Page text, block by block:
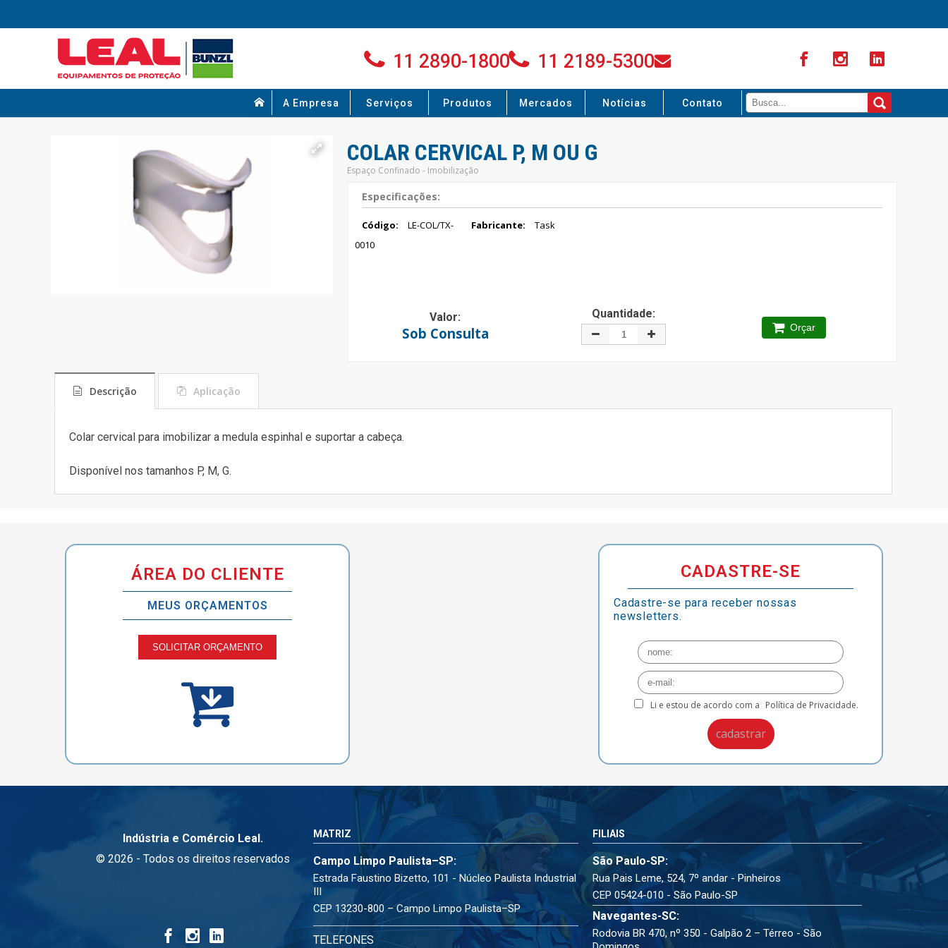
11 2890-1800 11 2189-5300
A Empresa Serviços Produtos Mercados Notícias Contato
COLAR CERVICAL P, M OU G
Espaço Confinado - Imobilização
Especificações:
Código:
LE-COL/TX-
0010
Fabricante: Task
Valor:
Sob Consulta
Quantidade:
Orçar
Descrição Aplicação
Colar cervical para imobilizar a medula espinhal e suportar a cabeça.
Disponível nos tamanhos P, M, G.
ÁREA DO CLIENTE
MEUS ORÇAMENTOS
SOLICITAR ORÇAMENTO
CADASTRE-SE
Cadastre-se para receber nossas
newsletters.
Li e estou de acordo com a Política de Privacidade.
Indústria e Comércio Leal.
© 2026 - Todos os direitos reservados
MATRIZ
Campo Limpo Paulista–SP:
Estrada Faustino Bizetto, 101 - Núcleo Paulista Industrial
III
CEP 13230-800 – Campo Limpo Paulista–SP
TELEFONES
FILIAIS
São Paulo-SP:
Rua Pais Leme, 524, 7º andar - Pinheiros
CEP 05424-010 - São Paulo-SP
Navegantes-SC:
Rodovia BR 470, nº 350 - Galpão 2 – Térreo - São